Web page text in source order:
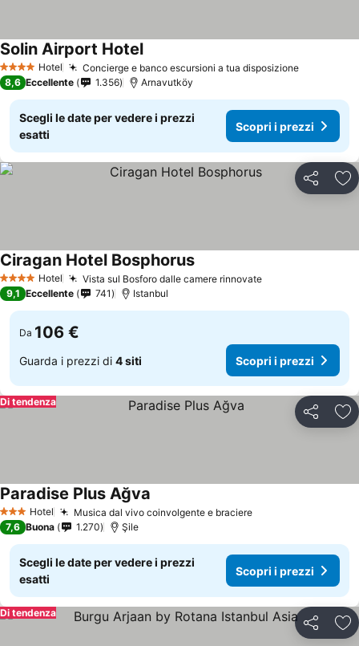
4 Stelle Hotel Concierge e banco escursioni a tua disposizioneScopri i
Solin Airport HotelScopri i prezzi
8,6 Eccellente 1.356 Arnavutköy
Scegli le date per vedere i prezzi
esatti
Scopri i prezzi
Condividi
4 Stelle Hotel Vista sul Bosforo dalle camere rinnovateScopri i prezzi
Ciragan Hotel BosphorusScopri i prezzi
9,1 Eccellente 741 Istanbul
Da 106 €
Guarda i prezzi di 4 siti Scopri i prezzi
Condividi
Di tendenza
3 StelleHotel Musica dal vivo coinvolgente e braciereScopri i prezzi
Paradise Plus Ağva
7,6 Buona 1.270 Şile
Scegli le date per vedere i prezzi
esatti
Scopri i prezzi
Condividi
Di tendenza